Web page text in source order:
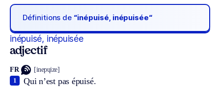
Définitions de “inépuisé, inépuisée“
inépuisé, inépuisée
adjectif
FR [inepɥize]
Qui n’est pas épuisé.
1